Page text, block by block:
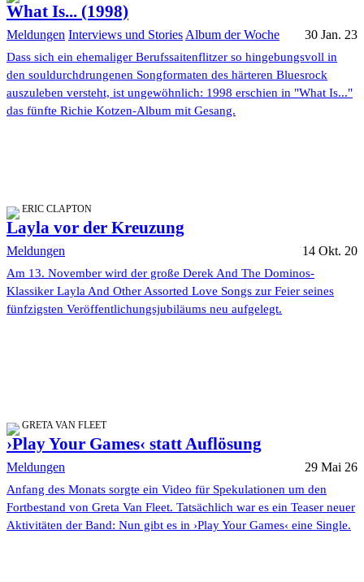
What Is... (1998)
Meldungen Interviews und Stories Album der Woche 30 Jan. 23
Dass sich ein ehemaliger Berufssaitenflitzer so hingebungsvoll in
den souldurchdrungenen Songformaten des härteren Bluesrock
auszuleben versteht, ist ungewöhnlich: 1998 erschien in "What Is..."
das fünfte Richie Kotzen-Album mit Gesang.
ERIC CLAPTON
Layla vor der Kreuzung
Meldungen 14 Okt. 20
Am 13. November wird der große Derek And The Dominos-
Klassiker Layla And Other Assorted Love Songs zur Feier seines
fünfzigsten Veröffentlichungsjubiläums neu aufgelegt.
GRETA VAN FLEET
›Play Your Games‹ statt Auflösung
Meldungen 29 Mai 26
Anfang des Monats sorgte ein Video für Spekulationen um den
Fortbestand von Greta Van Fleet. Tatsächlich war es ein Teaser neuer
Aktivitäten der Band: Nun gibt es in ›Play Your Games‹ eine Single.